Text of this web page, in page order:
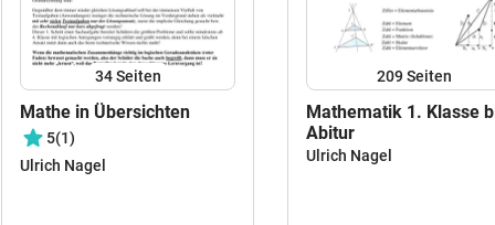
34Seiten
Mathe in Übersichten
5(1)
Ulrich Nagel
209Seiten
Mathematik 1. Klasse
Abitur
Ulrich Nagel